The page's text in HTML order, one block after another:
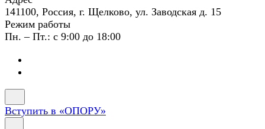
141100, Россия, г. Щелково, ул. Заводская д. 15
Режим работы
Пн. – Пт.: с 9:00 до 18:00
Вступить в «ОПОРУ»